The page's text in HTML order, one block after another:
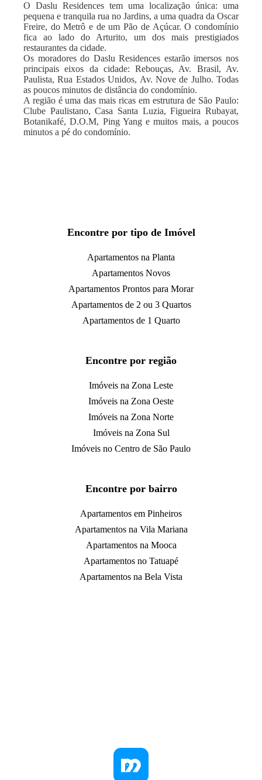
O Daslu Residences tem uma localização única: uma
pequena e tranquila rua no Jardins, a uma quadra da Oscar
Freire, do Metrô e de um Pão de Açúcar. O condomínio
fica ao lado do Arturito, um dos mais prestigiados
restaurantes da cidade.
Os moradores do Daslu Residences estarão imersos nos
principais eixos da cidade: Rebouças, Av. Brasil, Av.
Paulista, Rua Estados Unidos, Av. Nove de Julho. Todas
as poucos minutos de distância do condomínio.
A região é uma das mais ricas em estrutura de São Paulo:
Clube Paulistano, Casa Santa Luzia, Figueira Rubayat,
Botanikafé, D.O.M, Ping Yang e muitos mais, a poucos
minutos a pé do condomínio.
Encontre por tipo de Imóvel
Apartamentos na Planta
Apartamentos Novos
Apartamentos Prontos para Morar
Apartamentos de 2 ou 3 Quartos
Apartamentos de 1 Quarto
Encontre por região
Imóveis na Zona Leste
Imóveis na Zona Oeste
Imóveis na Zona Norte
Imóveis na Zona Sul
Imóveis no Centro de São Paulo
Encontre por bairro
Apartamentos em Pinheiros
Apartamentos na Vila Mariana
Apartamentos na Mooca
Apartamentos no Tatuapé
Apartamentos na Bela Vista